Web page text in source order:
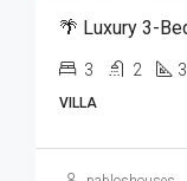
🌴 Luxury 3-
3 2
VILLA